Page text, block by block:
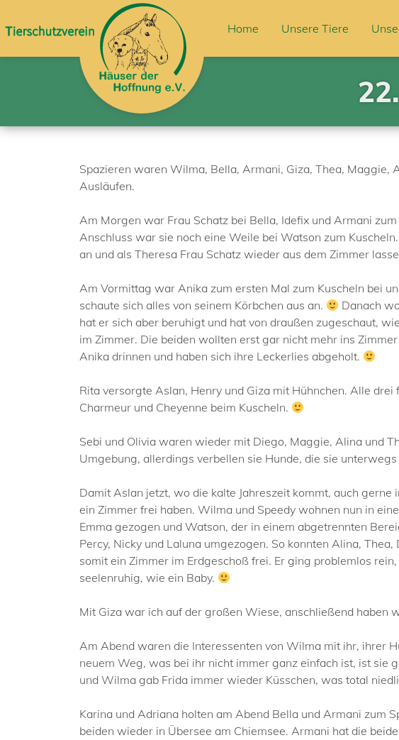
Home Unsere Tiere
Spazieren waren Wilma, Bella, Armani, Giza, Thea, Maggie,
Ausläufen.
Am Morgen war Frau Schatz bei Bella, Idefix und Armani
Anschluss war sie noch eine Weile bei Watson zum
an und als Theresa Frau Schatz wieder aus dem Zimmer
Am Vormittag war Anika zum ersten Mal zum Kuscheln bei
schaute sich alles von seinem Körbchen aus an.
Danach
hat er sich aber beruhigt und hat von draußen zugeschaut,
im Zimmer. Die beiden wollten erst gar nicht mehr ins
Anika drinnen und haben sich ihre Leckerlies abgeholt.
Rita versorgte Aslan, Henry und Giza mit Hühnchen. Alle
Charmeur und Cheyenne beim Kuscheln.
Sebi und Olivia waren wieder mit Diego, Maggie, Alina und
Umgebung, allerdings verbellen sie Hunde, die sie
Damit Aslan jetzt, wo die kalte Jahreszeit kommt, auch
ein Zimmer frei haben. Wilma und Speedy wohnen nun in
Emma gezogen und Watson, der in einem abgetrennten
Percy, Nicky und Laluna umgezogen. So konnten Alina,
somit ein Zimmer im Erdgeschoß frei. Er ging problemlos
seelenruhig, wie ein Baby.
Mit Giza war ich auf der großen Wiese, anschließend haben
Am Abend waren die Interessenten von Wilma mit ihr, ihrer
neuem Weg, was bei ihr nicht immer ganz einfach ist, ist sie
und Wilma gab Frida immer wieder Küsschen, was total
Karina und Adriana holten am Abend Bella und Armani zum
beiden wieder in Übersee am Chiemsee. Armani hat die